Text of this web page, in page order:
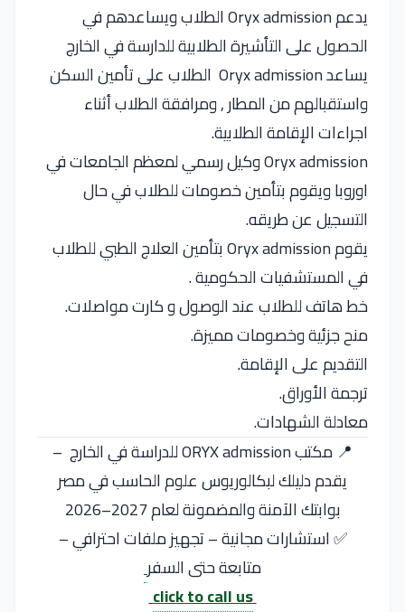
يدعم Oryx admission الطلاب ويساعدهم في
الحصول على التأشيرة الطلابية للدارسة في الخارج
يساعد Oryx admission الطلاب على تأمين السكن
واستقبالهم من المطار , ومرافقة الطلاب أثناء
اجراءات الإقامة الطلابية.
Oryx admission وكيل رسمي لمعظم الجامعات في
اوروبا ويقوم بتأمين خصومات للطلاب في حال
التسجيل عن طريقه.
يقوم Oryx admission بتأمين العلاج الطبي للطلاب
في المستشفيات الحكومية .
خط هاتف للطلاب عند الوصول و كارت مواصلات.
منح جزئية وخصومات مميزة.
التقديم على الإقامة.
ترجمة الأوراق.
معادلة الشهادات.
📍 مكتب ORYX admission للدراسة في الخارج –
يقدم دليلك لبكالوريوس علوم الحاسب في مصر
بوابتك الآمنة والمضمونة لعام 2027–2026
✅ استشارات مجانية – تجهيز ملفات احترافي –
متابعة حتى السفر
click to call us